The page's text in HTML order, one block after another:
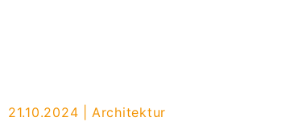
21.10.2024 Architektur